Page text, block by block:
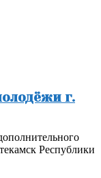
г.
Республики